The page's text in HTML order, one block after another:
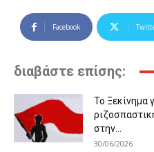
Facebook
διαβάστε επίσης:
Το Ξεκίνημα
στην...
30/06/2026